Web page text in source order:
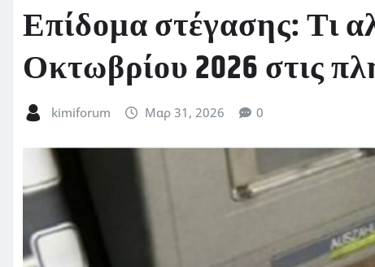
Επίδομα στέγασης: Τι
Οκτωβρίου 2026 στις
kimiforum Μαρ 31, 2026 0